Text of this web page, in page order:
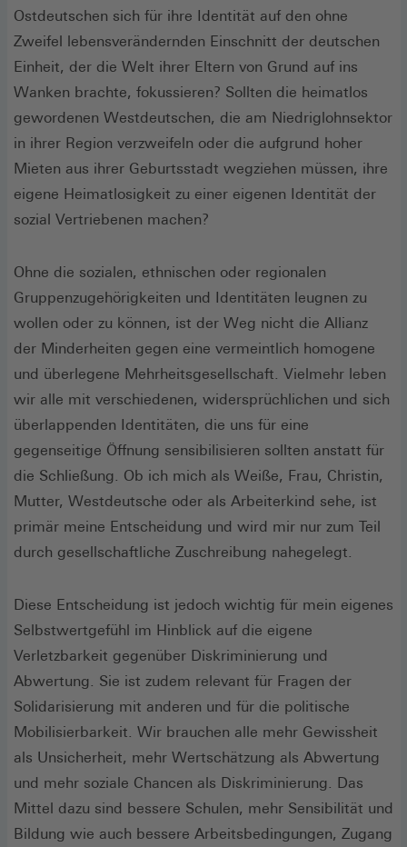
Ostdeutschen sich für ihre Identität auf den ohne
Zweifel lebensverändernden Einschnitt der deutschen
Einheit, der die Welt ihrer Eltern von Grund auf ins
Wanken brachte, fokussieren? Sollten die heimatlos
gewordenen Westdeutschen, die am Niedriglohnsektor
in ihrer Region verzweifeln oder die aufgrund hoher
Mieten aus ihrer Geburtsstadt wegziehen müssen, ihre
eigene Heimatlosigkeit zu einer eigenen Identität der
sozial Vertriebenen machen?
Ohne die sozialen, ethnischen oder regionalen
Gruppenzugehörigkeiten und Identitäten leugnen zu
wollen oder zu können, ist der Weg nicht die Allianz
der Minderheiten gegen eine vermeintlich homogene
und überlegene Mehrheitsgesellschaft. Vielmehr leben
wir alle mit verschiedenen, widersprüchlichen und sich
überlappenden Identitäten, die uns für eine
gegenseitige Öffnung sensibilisieren sollten anstatt für
die Schließung. Ob ich mich als Weiße, Frau, Christin,
Mutter, Westdeutsche oder als Arbeiterkind sehe, ist
primär meine Entscheidung und wird mir nur zum Teil
durch gesellschaftliche Zuschreibung nahegelegt.
Diese Entscheidung ist jedoch wichtig für mein eigenes
Selbstwertgefühl im Hinblick auf die eigene
Verletzbarkeit gegenüber Diskriminierung und
Abwertung. Sie ist zudem relevant für Fragen der
Solidarisierung mit anderen und für die politische
Mobilisierbarkeit. Wir brauchen alle mehr Gewissheit
als Unsicherheit, mehr Wertschätzung als Abwertung
und mehr soziale Chancen als Diskriminierung. Das
Mittel dazu sind bessere Schulen, mehr Sensibilität und
Bildung wie auch bessere Arbeitsbedingungen, Zugang